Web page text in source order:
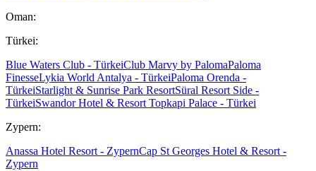
Oman:
Türkei:
Blue Waters Club - TürkeiClub Marvy by PalomaPaloma
FinesseLykia World Antalya - TürkeiPaloma Orenda -
TürkeiStarlight & Sunrise Park ResortSüral Resort Side -
TürkeiSwandor Hotel & Resort Topkapi Palace - Türkei
Zypern:
Anassa Hotel Resort - ZypernCap St Georges Hotel & Resort -
Zypern